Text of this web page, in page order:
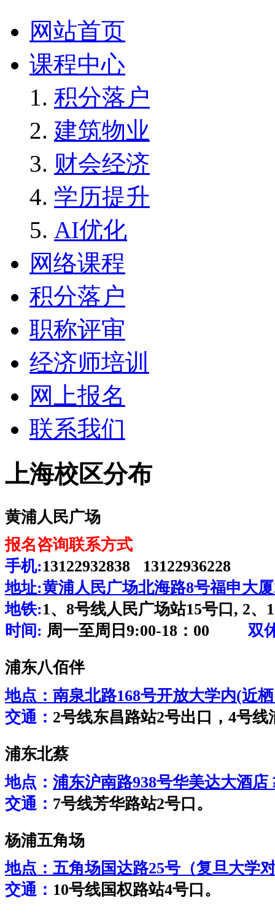
网站首页
课程中心
积分落户
建筑物业
财会经济
学历提升
AI优化
网络课程
积分落户
职称评审
经济师培训
网上报名
联系我们
上海校区分布
黄浦人民广场
报名咨询联系方式
手机:13122932838 13122936228
地址:黄浦人民广场北海路8号福申大
地铁:1、8号线人民广场站15号口, 2
时间: 周一至周日9:00-18：00双
浦东八佰伴
地点： 南泉北路168号开放大学内(近
交通： 2号线东昌路站2号出口，4号
浦东北蔡
地点： 浦东沪南路938号华美达大酒店
交通： 7号线芳华路站2号口。
杨浦五角场
地点： 五角场国达路25号（复旦大学
交通： 10号线国权路站4号口。